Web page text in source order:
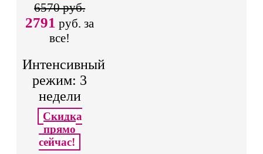
6570 руб.
2791 руб. за
все!
Интенсивный
режим: 3
недели
Скидка
прямо
сейчас!